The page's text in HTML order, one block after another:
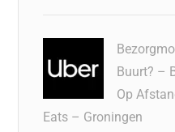
Buurt? –
Op
Eats – Groningen